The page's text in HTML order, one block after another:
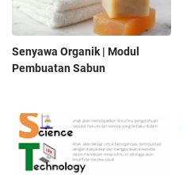
Senyawa Organik | Modul
Pembuatan Sabun